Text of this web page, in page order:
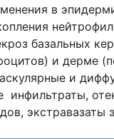
в
базальных
и дерме
и
инфильтраты,
экстравазаты